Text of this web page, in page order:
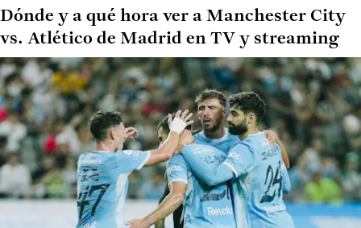
Dónde y a qué hora ver a Manchester City
vs. Atlético de Madrid en TV y streaming